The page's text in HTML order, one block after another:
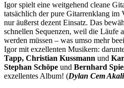
Igor spielt eine weitgehend cleane
tatsächlich der pure Gitarrenklang im
nur äußerst dezent Einsatz. Das
schnellen Sequenzen, weil die Läufe
werden müssen – was umso mehr
Igor mit exzellenten Musikern:
Tapp, Christian Kussmann und
Stephan Schöpe und Bernhard
exzellentes Album! (Dylan Cem